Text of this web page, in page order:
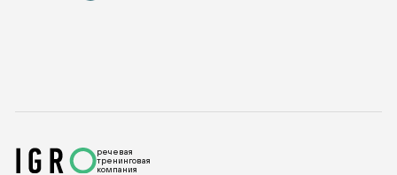
речевая
тренинговая
компания